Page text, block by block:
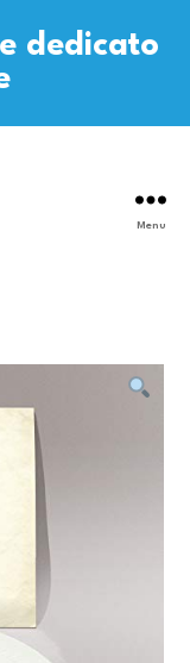
dedicato
Menu